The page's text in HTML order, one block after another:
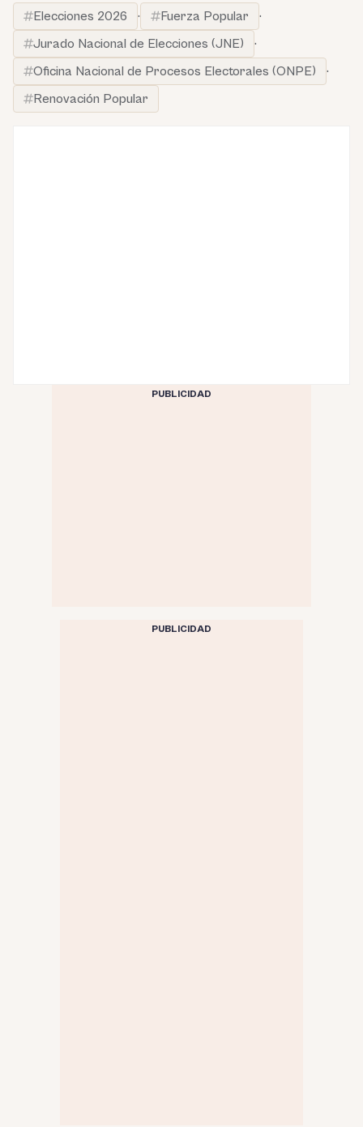
Elecciones 2026 · Fuerza Popular
·
Jurado Nacional de Elecciones (JNE)
·
Oficina Nacional de Procesos Electorales (ONPE)
·
Renovación Popular
PUBLICIDAD
PUBLICIDAD